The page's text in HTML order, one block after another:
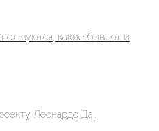
какие бывают и
Леонардо Да...